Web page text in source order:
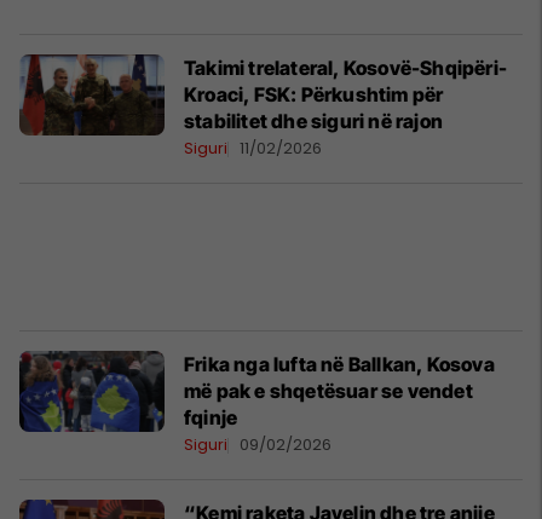
Takimi trelateral, Kosovë-Shqipëri-
Kroaci, FSK: Përkushtim për
stabilitet dhe siguri në rajon
Siguri 11/02/2026
Frika nga lufta në Ballkan, Kosova
më pak e shqetësuar se vendet
fqinje
Siguri 09/02/2026
“Kemi raketa Javelin dhe tre anije